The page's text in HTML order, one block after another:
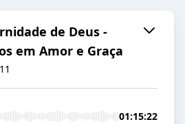
de Deus -
em Amor e Graça
01:15:22